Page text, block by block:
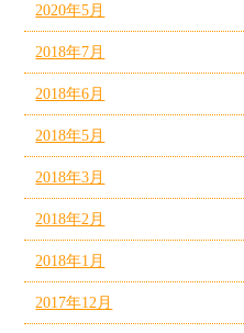
2020年5月
2018年7月
2018年6月
2018年5月
2018年3月
2018年2月
2018年1月
2017年12月